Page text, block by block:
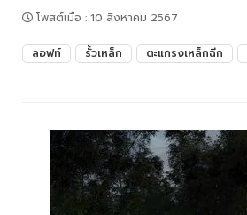
โพสต์เมื่อ : 10 สิงหาคม 2567
ลอฟท์ รั้วเหล็ก ตะแกรงเหล็กฉีก